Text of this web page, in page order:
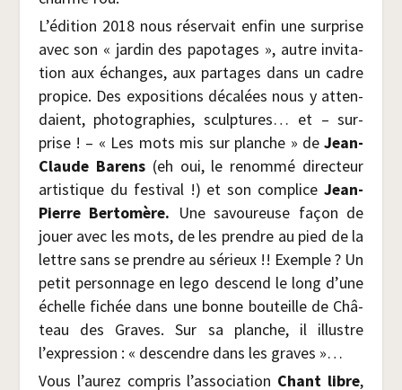
L’édition 2018 nous réser­vait enfin une sur­prise
avec son « jar­din des papo­tages », autre invi­ta­
tion aux échanges, aux par­tages dans un cadre
pro­pice. Des expo­si­tions déca­lées nous y atten­
daient, pho­to­gra­phies, sculp­tures… et – sur­
prise ! – « Les mots mis sur planche » deJean-
Claude Barens(eh oui, le renom­mé direc­teur
artis­tique du fes­ti­val !) et son com­pliceJean-
Pierre Ber­to­mère. Une savou­reuse façon de
jouer avec les mots, de les prendre au pied de la
lettre sans se prendre au sérieux !! Exemple ? Un
petit per­son­nage en lego des­cend le long d’une
échelle fichée dans une bonne bou­teille de Châ­
teau des Graves. Sur sa planche, il illustre
l’expression : « des­cendre dans les graves »…
Vous l’aurez com­pris l’association Chant libre,